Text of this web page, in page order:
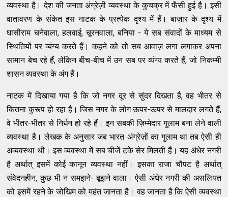
व्यवस्था है। देश की जनता अंग्रेज़ी व्यवस्था के कुचक्र में फँसी हुई है। इसी
वातावरण के संकेत इस नाटक के प्रत्येक दृश्य में हैं। बाज़ार के दृश्य में
घासीराम चनेवाला, हलवाई, चूरनवाला, बनिया - ये सब संवादों के माध्यम से
स्थितियों पर व्यंग्य करते हैं। कहने को तो सब आवाज़ लगा लगाकर अपना
सामान बेच रहे हैं, लेकिन बीच-बीच में उन सब पर व्यंग्य करते हैं, जो निकम्मी
शासन व्यवस्था के अंग हैं।
नाटक में दिखाया गया है कि जो नगर दूर से सुंदर दिखता है, वह भीतर से
कितना कुरूप हो रहा है। जिस नगर के लोग ऊपर-ऊपर से मालदार लगते हैं,
वे भीतर-भीतर से निर्धन हो रहे हैं। इन सबकी ज़िम्मेदार गुलाम बना लेने वाली
व्यवस्था है। लेखक के अनुसार जब भारत अंग्रेज़ों का गुलाम था तब ऐसी ही
अव्यवस्था थी। इस व्यवस्था में सब चीजें टके सेर मिलती हैं। यह अंधेर नगरी
है अर्थात् इसमें कोई कानून व्यवस्था नहीं। इसका राजा चौपट है अर्थात्
संवेदनहीन, कुछ भी न समझने- बूझने वाला। ऐसी अंधेर नगरी की असलियत
को इसमें रहने के जोखिम को महंत जानता है। वह जानता है कि ऐसी व्यवस्था